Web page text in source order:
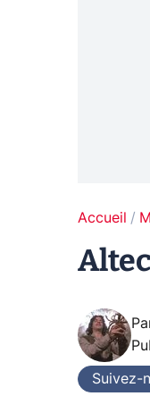
Accueil
Suivez-